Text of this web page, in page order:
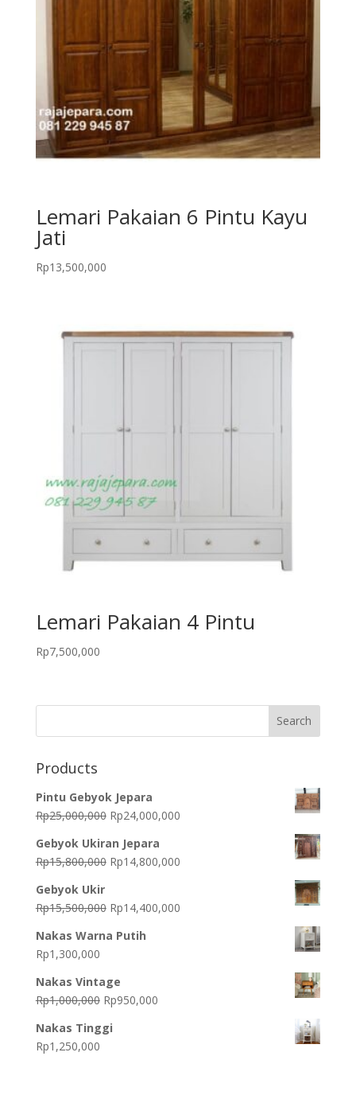
Lemari Pakaian 6 Pintu Kayu
Jati
Rp13,500,000
Lemari Pakaian 4 Pintu
Rp7,500,000
Products
Pintu Gebyok Jepara
Rp25,000,000 Original
was:
Rp25,000,000.
Rp24,000,000Current
Rp24,000,000.
Gebyok Ukiran Jepara
Rp15,800,000 Original
Rp15,800,000.
Rp14,800,000Current
Rp14,800,000.
Gebyok Ukir
Rp15,500,000 Original
was:
Rp14,400,000Current
Nakas Warna Putih
Rp1,300,000
Nakas Vintage
Rp1,000,000 Original
was:
Rp950,000Current
Nakas Tinggi
Rp1,250,000